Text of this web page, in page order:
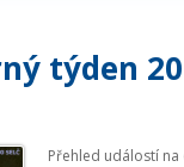
týden
Přehled událostí